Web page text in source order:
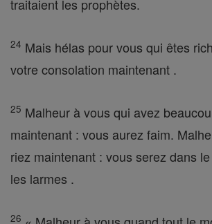
traitaient les prophètes.
24 Mais hélas pour vous qui êtes
votre consolation maintenant .
25 Malheur à vous qui avez
maintenant : vous aurez faim.
riez maintenant : vous serez dans
les larmes .
26